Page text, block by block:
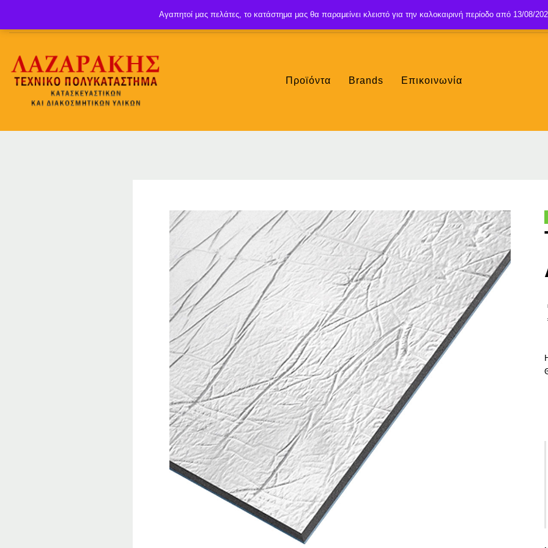
Προϊόντα Brands Επικοινωνία
Αγαπητοί μας πελάτες, το κατάστημα μας θα παραμείνει κλειστό για την καλοκαιρινή περίοδο από 13/08/